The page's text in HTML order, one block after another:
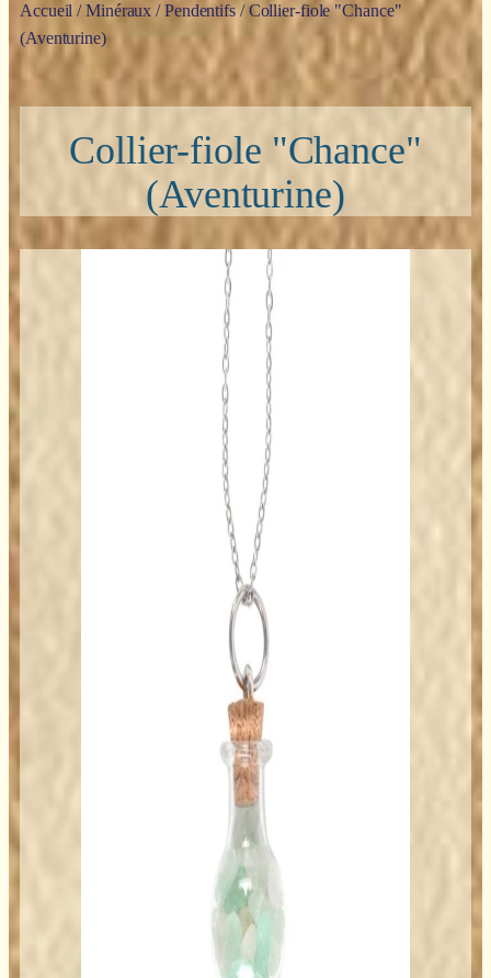
Accueil /Minéraux /Pendentifs/ Collier-fiole "Chance"
(Aventurine)
Collier-fiole "Chance"
(Aventurine)